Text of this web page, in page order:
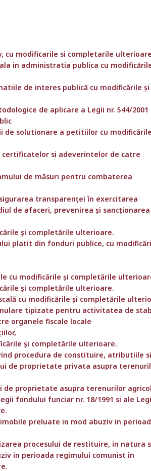
cu modificarile si completarile ulterioare
in administratia publica cu
de interes publică cu modificările și
de aplicare a Legii nr. 544/2001
de solutionare a petitiilor cu
certificatelor si adeverintelor de catre
de măsuri pentru combaterea
transparenței în exercitarea
de afaceri, prevenirea și sancționarea
și completările ulterioare.
platit din fonduri publice, cu
cu modificările și completările
și completările ulterioare.
cu modificările și completările
tipizate pentru activitatea de
organele fiscale locale
și completările ulterioare.
procedura de constituire, atributiile si
de proprietate privata asupra
de proprietate asupra terenurilor
fondului funciar nr. 18/1991 si ale
preluate in mod abuziv in
procesului de restituire, in natura
in perioada regimului comunist in